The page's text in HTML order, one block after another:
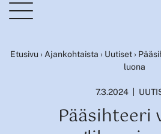
Etusivu › Ajankohtaista › Uutiset›
luona
7.3.2024
Pääsihteeri